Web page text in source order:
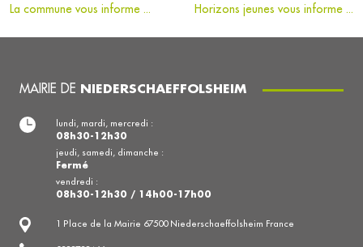
La commune vous informe ...
Horizons jeunes vous informe ...
MAIRIE DE NIEDERSCHAEFFOLSHEIM
1 Place de la Mairie 67500 Niederschaeffolsheim France
lundi, mardi, mercredi :
08h30-12h30
jeudi, samedi, dimanche :
Fermé
vendredi :
08h30-12h30 / 14h00-17h00